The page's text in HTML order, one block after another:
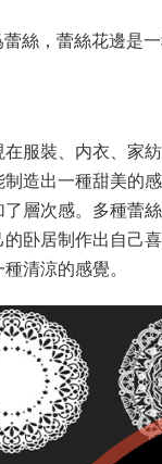
絲，蕾絲花邊是
服裝、内衣、家
造出一種甜美的
層次感。多種蕾
卧居制作出自己
清涼的感覺。